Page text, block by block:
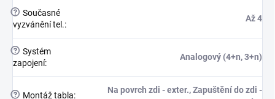
? Současné
vyzvánění tel.:
Až 4
? Systém
zapojení:
Analogový (4+n, 3+n)
? Montáž tabla:
Na povrch zdi - exter., Zapuštění do zdi -